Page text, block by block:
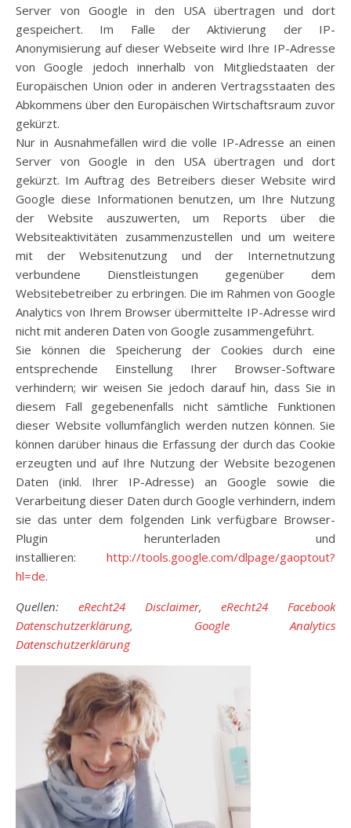
Server von Google in den USA übertragen und dort
gespeichert. Im Falle der Aktivierung der IP-
Anonymisierung auf dieser Webseite wird Ihre IP-Adresse
von Google jedoch innerhalb von Mitgliedstaaten der
Europäischen Union oder in anderen Vertragsstaaten des
Abkommens über den Europäischen Wirtschaftsraum zuvor
gekürzt.
Nur in Ausnahmefällen wird die volle IP-Adresse an einen
Server von Google in den USA übertragen und dort
gekürzt. Im Auftrag des Betreibers dieser Website wird
Google diese Informationen benutzen, um Ihre Nutzung
der Website auszuwerten, um Reports über die
Websiteaktivitäten zusammenzustellen und um weitere
mit der Websitenutzung und der Internetnutzung
verbundene Dienstleistungen gegenüber dem
Websitebetreiber zu erbringen. Die im Rahmen von Google
Analytics von Ihrem Browser übermittelte IP-Adresse wird
nicht mit anderen Daten von Google zusammengeführt.
Sie können die Speicherung der Cookies durch eine
entsprechende Einstellung Ihrer Browser-Software
verhindern; wir weisen Sie jedoch darauf hin, dass Sie in
diesem Fall gegebenenfalls nicht sämtliche Funktionen
dieser Website vollumfänglich werden nutzen können. Sie
können darüber hinaus die Erfassung der durch das Cookie
erzeugten und auf Ihre Nutzung der Website bezogenen
Daten (inkl. Ihrer IP-Adresse) an Google sowie die
Verarbeitung dieser Daten durch Google verhindern, indem
sie das unter dem folgenden Link verfügbare Browser-
Plugin herunterladen und
installieren: http://tools.google.com/dlpage/gaoptout?
hl=de.
Quellen: eRecht24 Disclaimer,eRecht24 Facebook
Datenschutzerklärung, Google Analytics
Datenschutzerklärung